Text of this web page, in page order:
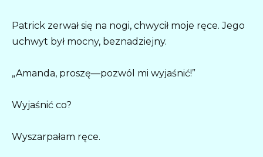
Patrick zerwał się na nogi, chwycił moje ręce. Jego
uchwyt był mocny, beznadziejny.
„Amanda, proszę—pozwól mi wyjaśnić!”
Wyjaśnić co?
Wyszarpałam ręce.